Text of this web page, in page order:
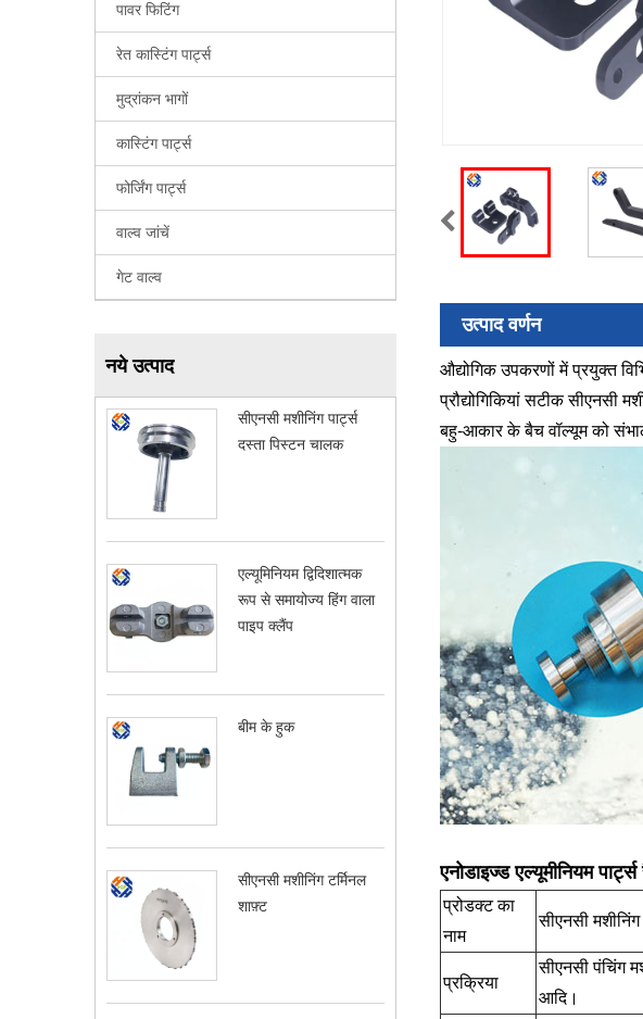
पावर फिटिंग
रेत कास्टिंग पार्ट्स
मुद्रांकन भागों
कास्टिंग पार्ट्स
फोर्जिंग पार्ट्स
वाल्व जांचें
गेट वाल्व
नये उत्पाद
सीएनसी मशीनिंग पार्ट्स
दस्ता पिस्टन चालक
एल्यूमिनियम द्विदिशात्मक
रूप से समायोज्य हिंग वाला
पाइप क्लैंप
बीम के हुक
सीएनसी मशीनिंग टर्मिनल
शाफ़्ट
उत्पाद वर्णन
औद्योगिक उपकरणों में प्रयुक्त
प्रौद्योगिकियां सटीक सीएनसी
बहु-आकार के बैच वॉल्यूम को
एनोडाइज्ड एल्यूमीनियम
प्रोडक्ट का
नाम
सीएनसी
प्रक्रिया
सीएनसी पंचिंग
आदि।